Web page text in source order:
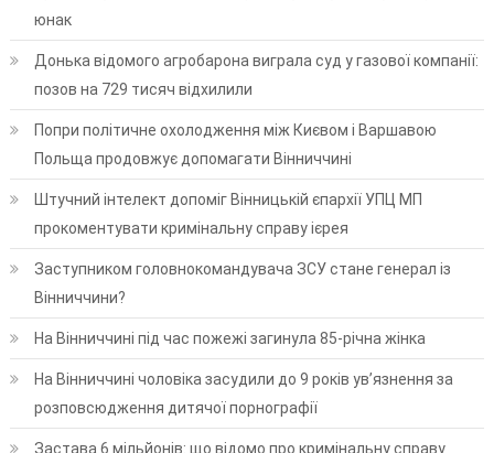
юнак
Донька відомого агробарона виграла суд у газової компанії:
позов на 729 тисяч відхилили
Попри політичне охолодження між Києвом і Варшавою
Польща продовжує допомагати Вінниччині
Штучний інтелект допоміг Вінницькій єпархії УПЦ МП
прокоментувати кримінальну справу ієрея
Заступником головнокомандувача ЗСУ стане генерал із
Вінниччини?
На Вінниччині під час пожежі загинула 85-річна жінка
На Вінниччині чоловіка засудили до 9 років ув’язнення за
розповсюдження дитячої порнографії
Застава 6 мільйонів: що відомо про кримінальну справу